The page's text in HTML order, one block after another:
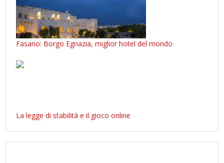
Fasano: Borgo Egnazia, miglior hotel del mondo
La legge di stabilità e il gioco online